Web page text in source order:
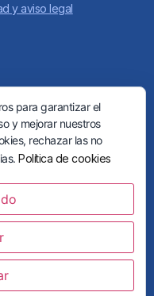
Mijas (Málaga)
y aviso legal
para garantizar el
y mejorar nuestros
rechazar las no
Política de cookies